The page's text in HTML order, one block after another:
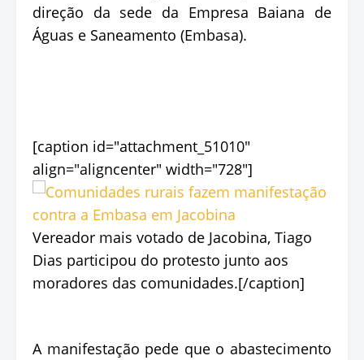
direção da sede da Empresa Baiana de
Águas e Saneamento (Embasa).
[caption id="attachment_51010"
align="aligncenter" width="728"]
Vereador mais votado de Jacobina, Tiago
Dias participou do protesto junto aos
moradores das comunidades.[/caption]
A manifestação pede que o abastecimento